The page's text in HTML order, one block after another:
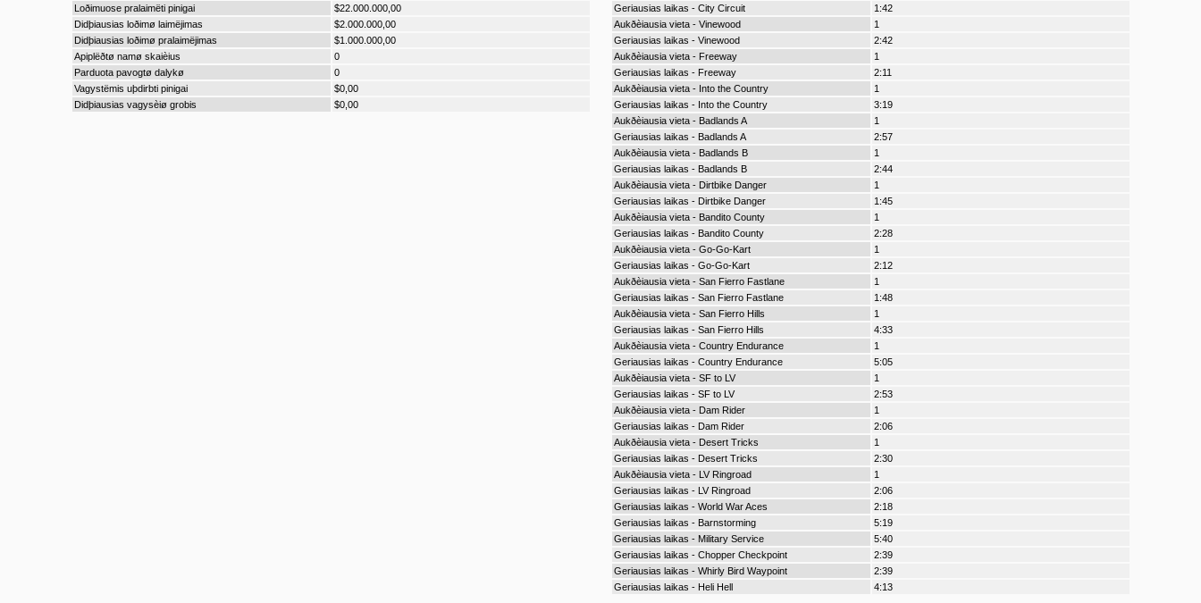
Loðimuose pralaimëti pinigai
$22.000.000,00
Didþiausias loðimø laimëjimas
$2.000.000,00
Didþiausias loðimø pralaimëjimas
$1.000.000,00
Apiplëðtø namø skaièius
0
Parduota pavogtø dalykø
0
Vagystëmis uþdirbti pinigai
$0,00
Didþiausias vagysèiø grobis
$0,00
Geriausias laikas - City Circuit
1:42
Aukðèiausia vieta - Vinewood
1
Geriausias laikas - Vinewood
2:42
Aukðèiausia vieta - Freeway
1
Geriausias laikas - Freeway
2:11
Aukðèiausia vieta - Into the Country
1
Geriausias laikas - Into the Country
3:19
Aukðèiausia vieta - Badlands A
1
Geriausias laikas - Badlands A
2:57
Aukðèiausia vieta - Badlands B
1
Geriausias laikas - Badlands B
2:44
Aukðèiausia vieta - Dirtbike Danger
1
Geriausias laikas - Dirtbike Danger
1:45
Aukðèiausia vieta - Bandito County
1
Geriausias laikas - Bandito County
2:28
Aukðèiausia vieta - Go-Go-Kart
1
Geriausias laikas - Go-Go-Kart
2:12
Aukðèiausia vieta - San Fierro Fastlane
1
Geriausias laikas - San Fierro Fastlane
1:48
Aukðèiausia vieta - San Fierro Hills
1
Geriausias laikas - San Fierro Hills
4:33
Aukðèiausia vieta - Country Endurance
1
Geriausias laikas - Country Endurance
5:05
Aukðèiausia vieta - SF to LV
1
Geriausias laikas - SF to LV
2:53
Aukðèiausia vieta - Dam Rider
1
Geriausias laikas - Dam Rider
2:06
Aukðèiausia vieta - Desert Tricks
1
Geriausias laikas - Desert Tricks
2:30
Aukðèiausia vieta - LV Ringroad
1
Geriausias laikas - LV Ringroad
2:06
Geriausias laikas - World War Aces
2:18
Geriausias laikas - Barnstorming
5:19
Geriausias laikas - Military Service
5:40
Geriausias laikas - Chopper Checkpoint
2:39
Geriausias laikas - Whirly Bird Waypoint
2:39
Geriausias laikas - Heli Hell
4:13